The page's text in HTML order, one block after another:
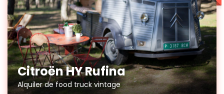
Citroën HY Rufina
Alquiler de food truck vintage